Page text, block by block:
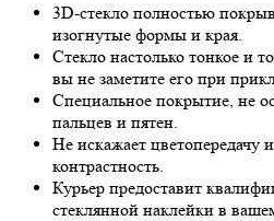
3D-стекло полностью
изогнутые формы и края.
Стекло настолько тонкое и
вы не заметите его при
Специальное покрытие, не
пальцев и пятен.
Не искажает цветопередачу
контрастность.
Курьер предоставит
стеклянной наклейки в